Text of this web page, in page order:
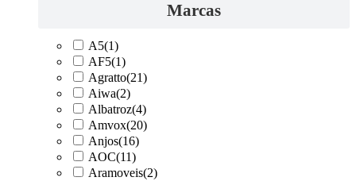
Marcas
A5(1)
AF5(1)
Agratto(21)
Aiwa(2)
Albatroz(4)
Amvox(20)
Anjos(16)
AOC(11)
Aramoveis(2)